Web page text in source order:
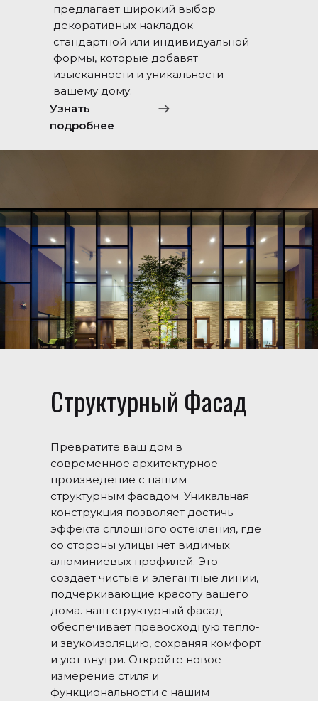
Узнать
подробнее
Структурный Фасад
Превратите ваш дом в
современное архитектурное
произведение с нашим
структурным фасадом. Уникальная
конструкция позволяет достичь
эффекта сплошного остекления, где
со стороны улицы нет видимых
алюминиевых профилей. Это
создает чистые и элегантные линии,
подчеркивающие красоту вашего
дома. наш структурный фасад
обеспечивает превосходную тепло-
и звукоизоляцию, сохраняя комфорт
и уют внутри. Откройте новое
измерение стиля и
функциональности с нашим
предлагает широкий выбор
декоративных накладок
стандартной или индивидуальной
формы, которые добавят
изысканности и уникальности
вашему дому.